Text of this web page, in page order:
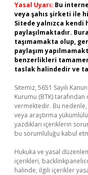
Yasal Uyarı: Bu
veya şahıs şirketi ile
Sitede yalnızca kendi
paylaşılmaktadır.
taşımamakta olup,
paylaşım
benzerlikleri
taslak halindedir ve
Sitemiz, 5651 Sayılı
Kurumu (BTK) tarafından
vermektedir. Bu
veya araştırma
yazdıkları içeriklerin
bu sorumluluğu kabul
Hukuka ve yasal
içerikleri,
halinde, ilgili içerikler